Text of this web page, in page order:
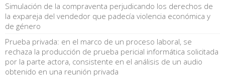
Simulación de la compraventa perjudicando los derechos de
la expareja del vendedor que padecía violencia económica y
de género
Prueba privada: en el marco de un proceso laboral, se
rechaza la producción de prueba pericial informática solicitada
por la parte actora, consistente en el análisis de un audio
obtenido en una reunión privada